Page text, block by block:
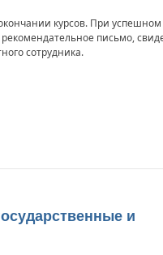
курсов. При
письмо,
сотрудника.
и